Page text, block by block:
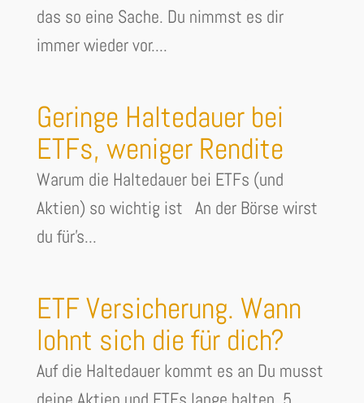
das so eine Sache. Du nimmst es dir
immer wieder vor....
Geringe Haltedauer bei
ETFs, weniger Rendite
Warum die Haltedauer bei ETFs (und
Aktien) so wichtig ist An der Börse wirst
du für's...
ETF Versicherung. Wann
lohnt sich die für dich?
Auf die Haltedauer kommt es an Du musst